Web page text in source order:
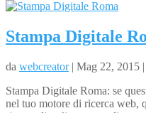
Stampa Digitale
da webcreator| Mag 22, 2015 |
Stampa Digitale Roma: se
nel tuo motore di ricerca web,